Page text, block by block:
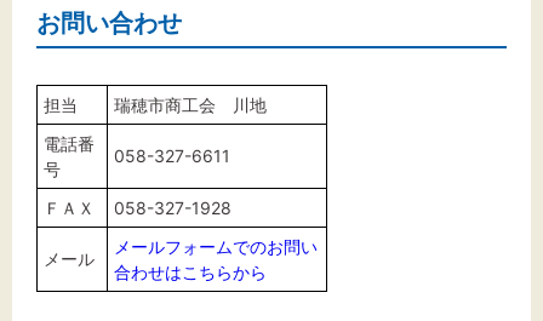
お問い合わせ
担当
瑞穂市商工会 川地
電話番
号
058-327-6611
ＦＡＸ 058-327-1928
メール
メールフォームでのお問い
合わせはこちらから